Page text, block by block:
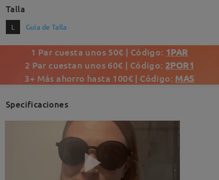
Talla
L Guía de Talla
1 Par cuesta unos 50€ | Código: 1PAR
2 Par cuestan unos 60€ | Código: 2POR1
3+ Más ahorro hasta 100€ | Código: MAS
Specificaciones